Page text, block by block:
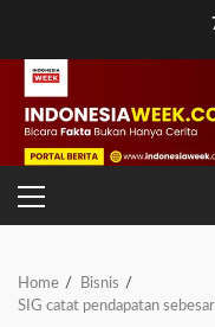
content
PRIMARY
MENU
Home
Bisnis
SIG catat pendapatan